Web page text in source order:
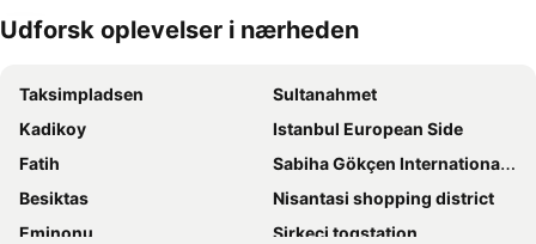
Udvid kort
Udforsk oplevelser i nærheden
Taksimpladsen
Sultanahmet
Kadikoy
Istanbul European Side
Fatih
Sabiha Gökçen Internationale lufthavn
Besiktas
Nisantasi shopping district
Eminonu
Sirkeci togstation